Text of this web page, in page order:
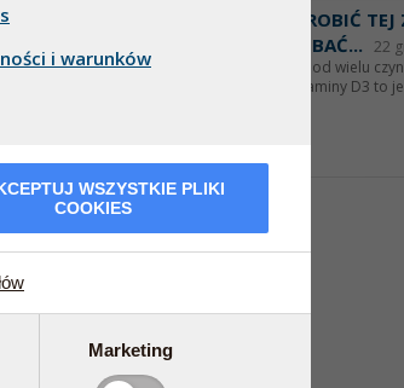
CO MOŻESZ ZROBIĆ
NAJLEPIEJ ZADBAĆ... 22
Odporność zależy od wielu
suplementacja witaminy D3 to
i warunków
WSZYSTKIE PLIKI
COOKIES
Marketing